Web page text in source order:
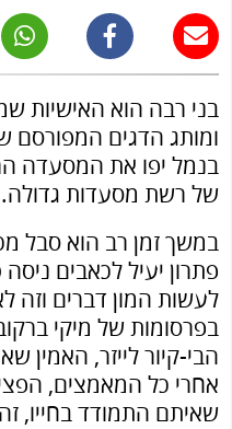
בני רבה הוא האישיות
ומותג הדגים המפורסם
בנמל יפו את המסעדה
של רשת מסעדות גדולה.
במשך זמן רב הוא סבל
פתרון יעיל לכאבים ניסה
לעשות המון דברים וזה
בפרסומות של מיקי
הבי-קיור לייזר, האמין
אחרי כל המאמצים,
שאיתם התמודד בחייו,